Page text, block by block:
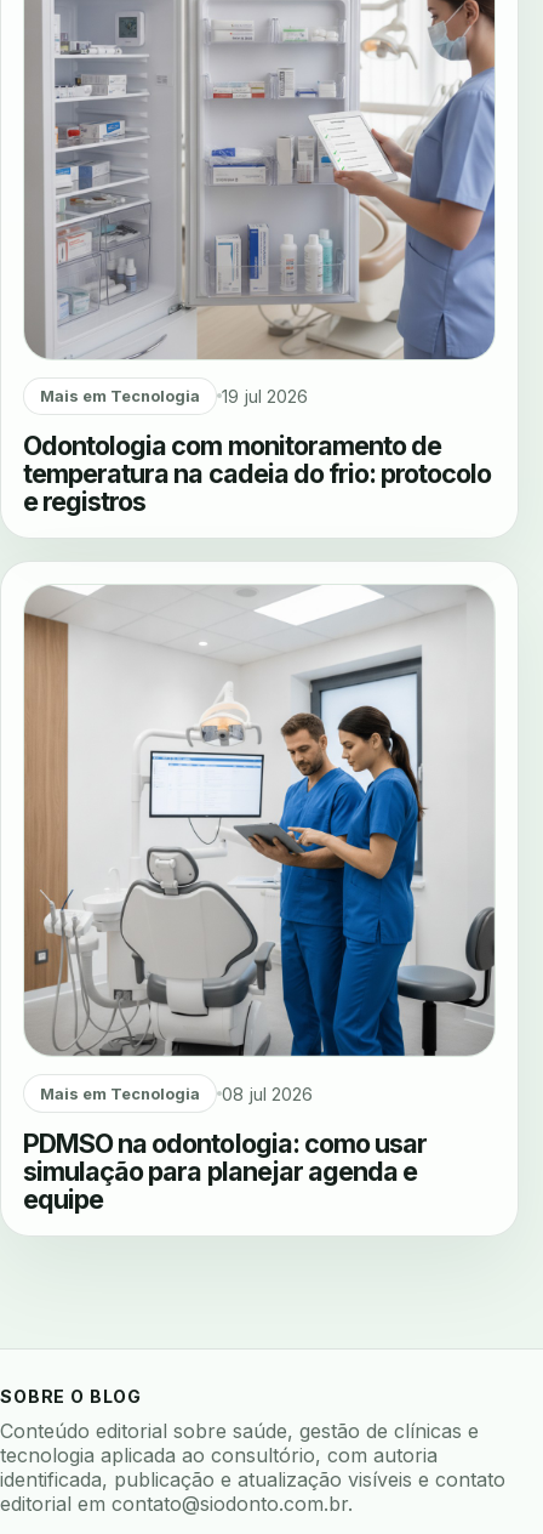
Mais em Tecnologia 19 jul 2026
Odontologia com monitoramento de
temperatura na cadeia do frio: protocolo
e registros
Mais em Tecnologia 08 jul 2026
PDMSO na odontologia: como usar
simulação para planejar agenda e
equipe
SOBRE O BLOG
Conteúdo editorial sobre saúde, gestão de clínicas e
tecnologia aplicada ao consultório, com autoria
identificada, publicação e atualização visíveis e contato
editorial em contato@siodonto.com.br.